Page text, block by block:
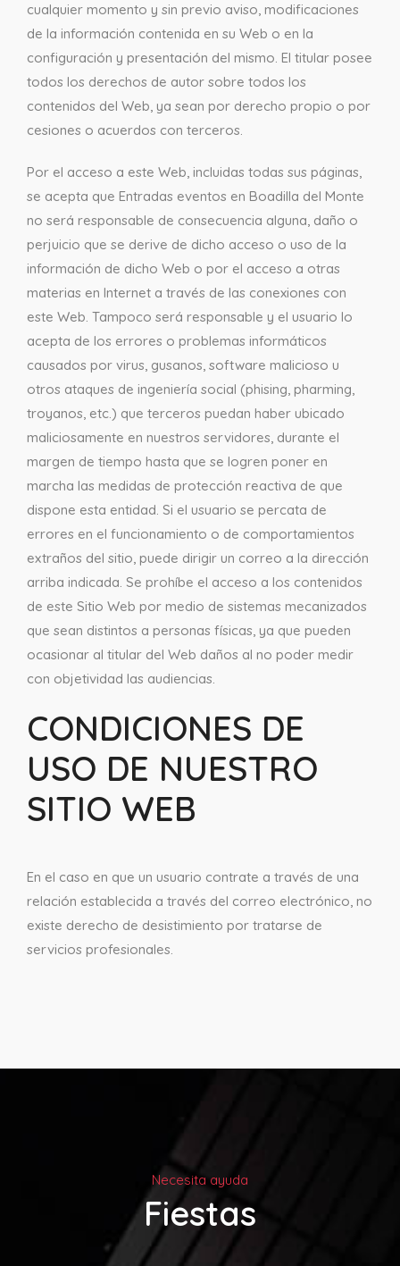
cualquier momento y sin previo aviso, modificaciones
de la información contenida en su Web o en la
configuración y presentación del mismo. El titular posee
todos los derechos de autor sobre todos los
contenidos del Web, ya sean por derecho propio o por
cesiones o acuerdos con terceros.
Por el acceso a este Web, incluidas todas sus páginas,
se acepta que Entradas eventos en Boadilla del Monte
no será responsable de consecuencia alguna, daño o
perjuicio que se derive de dicho acceso o uso de la
información de dicho Web o por el acceso a otras
materias en Internet a través de las conexiones con
este Web. Tampoco será responsable y el usuario lo
acepta de los errores o problemas informáticos
causados por virus, gusanos, software malicioso u
otros ataques de ingeniería social (phising, pharming,
troyanos, etc.) que terceros puedan haber ubicado
maliciosamente en nuestros servidores, durante el
margen de tiempo hasta que se logren poner en
marcha las medidas de protección reactiva de que
dispone esta entidad. Si el usuario se percata de
errores en el funcionamiento o de comportamientos
extraños del sitio, puede dirigir un correo a la dirección
arriba indicada. Se prohíbe el acceso a los contenidos
de este Sitio Web por medio de sistemas mecanizados
que sean distintos a personas físicas, ya que pueden
ocasionar al titular del Web daños al no poder medir
con objetividad las audiencias.
CONDICIONES DE
USO DE NUESTRO
SITIO WEB
En el caso en que un usuario contrate a través de una
relación establecida a través del correo electrónico, no
existe derecho de desistimiento por tratarse de
servicios profesionales.
Necesita ayuda
Fiestas